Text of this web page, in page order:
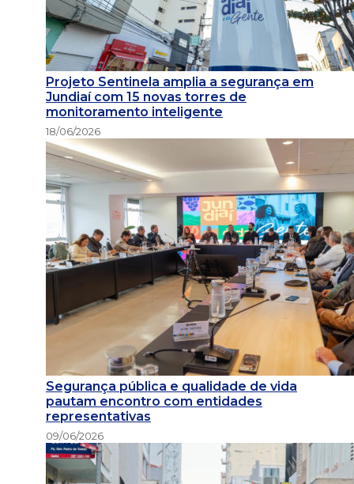
Projeto Sentinela amplia a segurança em
Jundiaí com 15 novas torres de
monitoramento inteligente
18/06/2026
Segurança pública e qualidade de vida
pautam encontro com entidades
representativas
09/06/2026